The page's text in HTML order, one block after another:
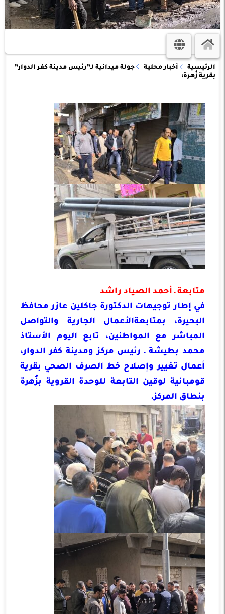
الرئيسية أخبار محلية
جولة ميدانية لـ”رئيس مدينة كفر الدوار”
بقرية زُهرة:
متابعة ـ أحمد الصياد راشد
في إطار توجيهات الدكتورة جاكلين عازر محافظ
البحيرة، بمتابعةالأعمال الجارية والتواصل
المباشر مع المواطنين، تابع اليوم الأستاذ
محمد بطيشة ـ رئيس مركز ومدينة كفر الدوار،
أعمال تغيير وإصلاح خط الصرف الصحي بقرية
قومبانية لوقين التابعة للوحدة القروية بزُهرة
بنطاق المركز.